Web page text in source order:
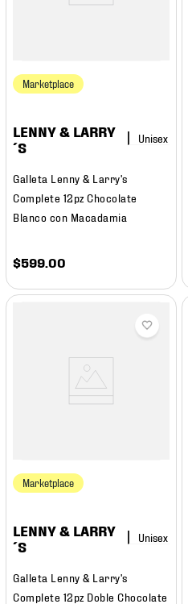
Marketplace
LENNY & LARRY
´S
Galleta Lenny & Larry's
Complete 12pz Chocolate
Blanco con Macadamia
$599 .00
Marketplace
LENNY & LARRY
´S
Galleta Lenny & Larry's
Complete 12pz Doble Chocolate